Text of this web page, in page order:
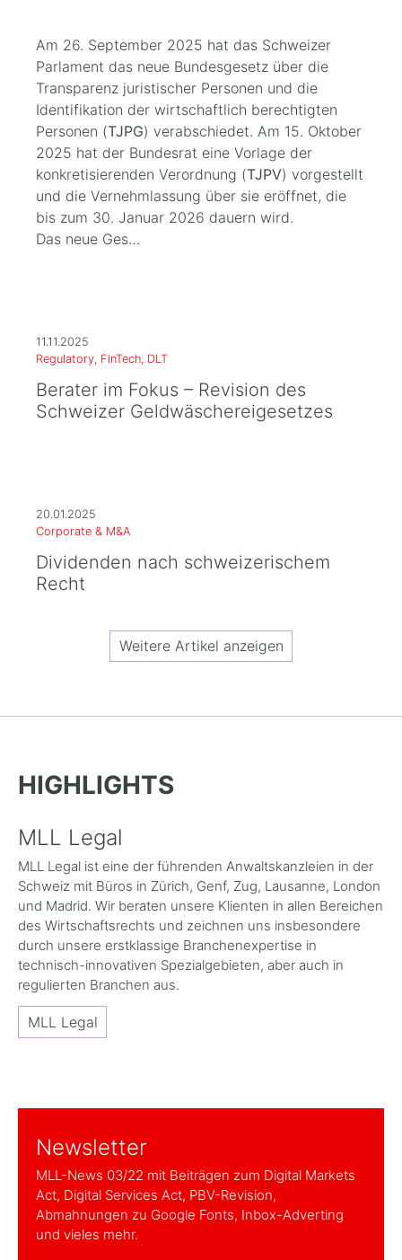
Am 26. September 2025 hat das Schweizer
Parlament das neue Bundesgesetz über die
Transparenz juristischer Personen und die
Identifikation der wirtschaftlich berechtigten
Personen (TJPG) verabschiedet. Am 15. Oktober
2025 hat der Bundesrat eine Vorlage der
konkretisierenden Verordnung (TJPV) vorgestellt
und die Vernehmlassung über sie eröffnet, die
bis zum 30. Januar 2026 dauern wird.
Das neue Ges…
11.11.2025
Regulatory, FinTech, DLT
Berater im Fokus – Revision des
Schweizer Geldwäschereigesetzes
20.01.2025
Corporate & M&A
Dividenden nach schweizerischem
Recht
Weitere Artikel anzeigen
HIGHLIGHTS
MLL Legal
MLL Legal ist eine der führenden Anwaltskanzleien in der
Schweiz mit Büros in Zürich, Genf, Zug, Lausanne, London
und Madrid. Wir beraten unsere Klienten in allen Bereichen
des Wirtschaftsrechts und zeichnen uns insbesondere
durch unsere erstklassige Branchenexpertise in
technisch-innovativen Spezialgebieten, aber auch in
regulierten Branchen aus.
MLL Legal
Newsletter
MLL-News 03/22 mit Beiträgen zum Digital Markets
Act, Digital Services Act, PBV-Revision,
Abmahnungen zu Google Fonts, Inbox-Adverting
und vieles mehr.